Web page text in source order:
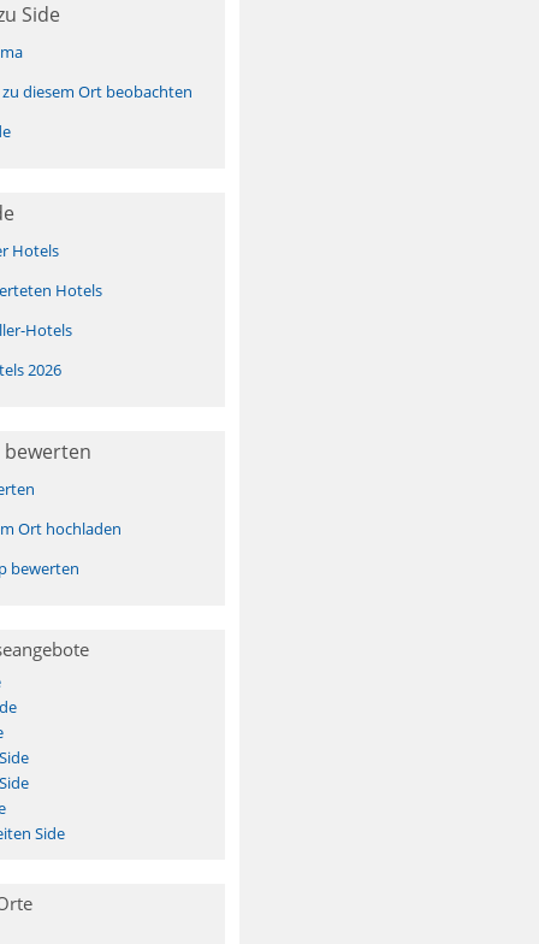
Side
diesem Ort beobachten
Hotels
Hotels
Hotels
2026
Ort hochladen
bewerten
Side